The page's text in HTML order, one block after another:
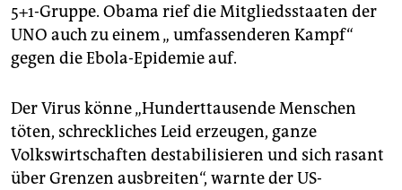
5+1-Gruppe. Obama rief die Mitgliedsstaaten der
UNO auch zu einem „ umfassenderen Kampf“
gegen die Ebola-Epidemie auf.
Der Virus könne „Hunderttausende Menschen
töten, schreckliches Leid erzeugen, ganze
Volkswirtschaften destabilisieren und sich rasant
über Grenzen ausbreiten“, warnte der US-